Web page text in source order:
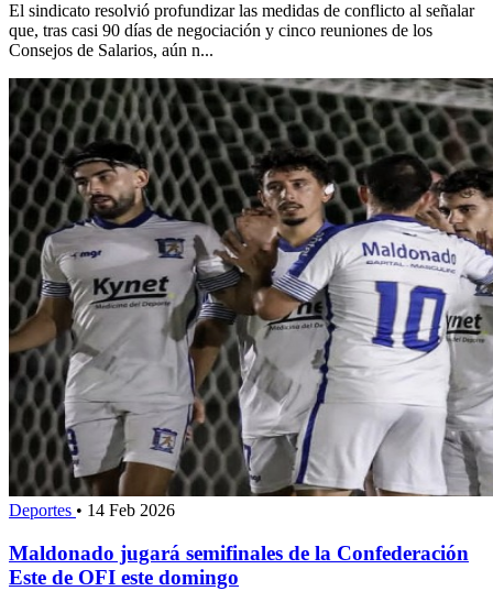
El sindicato resolvió profundizar las medidas de conflicto al señalar
que, tras casi 90 días de negociación y cinco reuniones de los
Consejos de Salarios, aún n...
Deportes • 14 Feb 2026
Maldonado jugará semifinales de la Confederación
Este de OFI este domingo